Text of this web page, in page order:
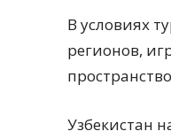
В условиях
регионов,
Узбекистан